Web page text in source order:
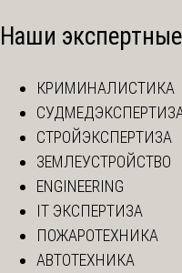
Наши
КРИМИНАЛИСТИКА
СТРОЙЭКСПЕРТИЗА
ЗЕМЛЕУСТРОЙСТВО
ENGINEERING
IT ЭКСПЕРТИЗА
ПОЖАРОТЕХНИКА
АВТОТЕХНИКА